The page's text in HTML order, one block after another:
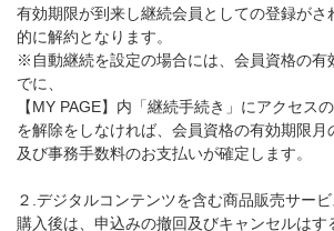
有効期限が到来し継続会員としての登録がさ
的に解約となります。
※自動継続を設定の場合には、会員資格の有
でに、
【MY PAGE】内「継続手続き」にアクセス
を解除をしなければ、会員資格の有効期限
及び事務手数料のお支払いが確定します。
２.デジタルコンテンツを含む商品販売サー
購入後は、申込みの撤回及びキャンセルはす